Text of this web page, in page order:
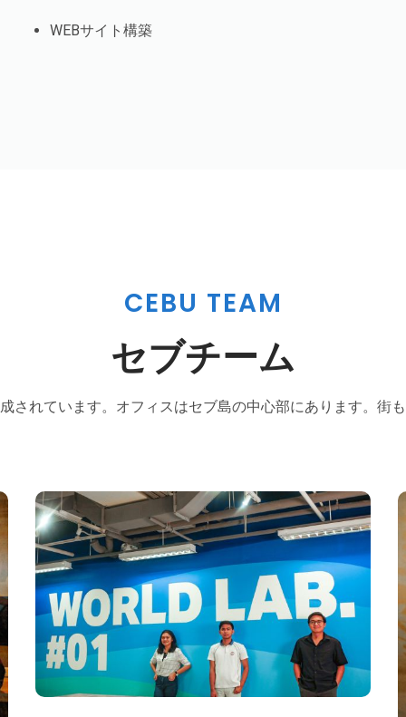
WEBサイト構築
CEBU TEAM
セブチーム
されています。オフィスはセブ島の中心部にあります。街
Our Team